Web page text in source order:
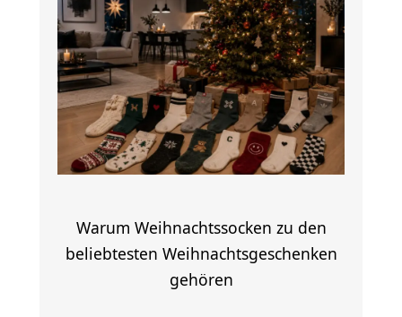
Warum Weihnachtssocken zu den
beliebtesten Weihnachtsgeschenken
gehören